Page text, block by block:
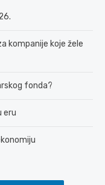
kompanije koje žele
fonda?
eru